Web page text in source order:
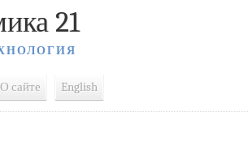
21
О сайте English